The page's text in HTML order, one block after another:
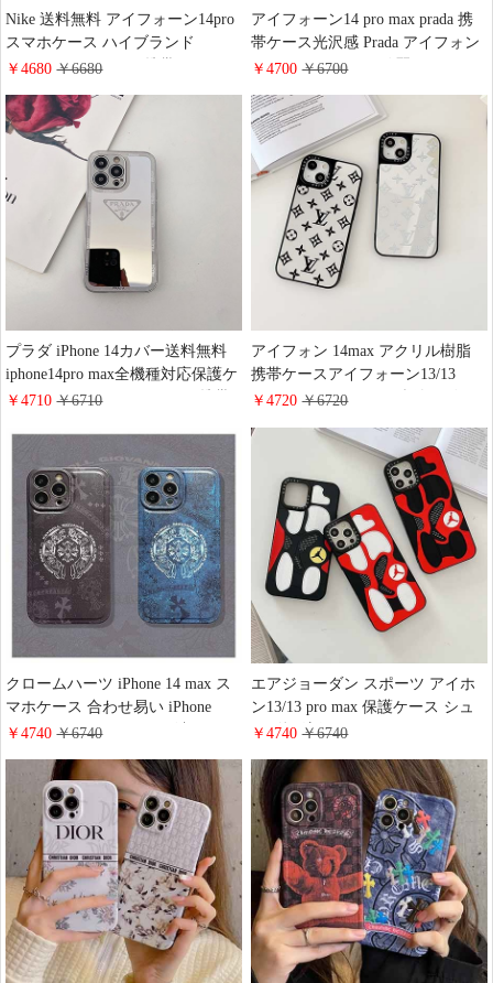
Nike 送料無料 アイフォーン14pro
スマホケース ハイブランド
iPhone 13/13 pro max携帯ケース
ス 新登場 アイフォン 11 pro max
ケース
￥4680￥6680
アイフォーン14 pro max prada 携
帯ケース光沢感 Prada アイフォン
13promax/13カバー綺麗 アイフォ
スprada アイホン11promax ケース
合わせ易い
￥4700￥6700
プラダ iPhone 14カバー送料無料
iphone14pro max全機種対応保護ケ
ースPrada アイフォン 13Pro 携帯
￥4710￥6710
アイフォン 14max アクリル樹脂
携帯ケースアイフォーン13/13
promaxスマホケース 鏡付きヴィ
ホケースロゴ付き ヴィトンiPhone
11大人気携帯ケース
￥4720￥6720
クロームハーツ iPhone 14 max ス
マホケース 合わせ易い iPhone
13promax/13 ケース つや消し
ケース送料無料 iphone11promax 携
帯ケース 流行り
￥4740￥6740
エアジョーダン スポーツ アイホ
ン13/13 pro max 保護ケース シュ
ーズ柄 流行りiphone12/12 pro max
アイフォン 11 pro max シリコン
ケース iphonex/xs カバー 耐衝撃性
送料無料
￥4740￥6740